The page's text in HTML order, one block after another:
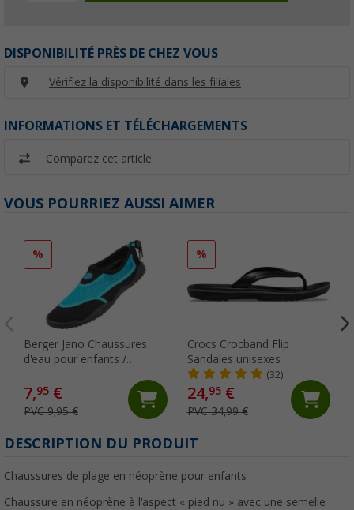
DISPONIBILITÉ PRÈS DE CHEZ VOUS
Vérifiez la disponibilité dans les filiales
INFORMATIONS ET TÉLÉCHARGEMENTS
Comparez cet article
VOUS POURRIEZ AUSSI AIMER
%
Berger Jano Chaussures
d'eau pour enfants /
7,95 €
PVC 9,95 €
%
Crocs Crocband Flip
Sandales unisexes
(32)
24,95€
PVC 34,99 €
DESCRIPTION DU PRODUIT
Chaussures de plage en néoprène pour enfants
Chaussure en néoprène à l'aspect « pied nu » avec une semelle